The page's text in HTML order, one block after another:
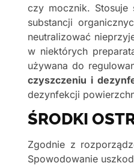
czy mocznik. Stosuje
substancji
neutralizować
w niektórych
używana do
czyszczeniu i
dezynfekcji
ŚRODKI
Zgodnie z
Spowodowanie